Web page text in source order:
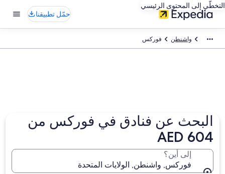
التخطّي إلى المحتوى الرئيسي
حمّل تطبيقنا
واشنطن فوركس
البحث عن فنادق في فوركس من
AED 604
إلى أين؟
فوركس, واشنطن, الولايات المتحدة